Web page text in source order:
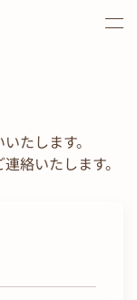
たします。
絡いたします。